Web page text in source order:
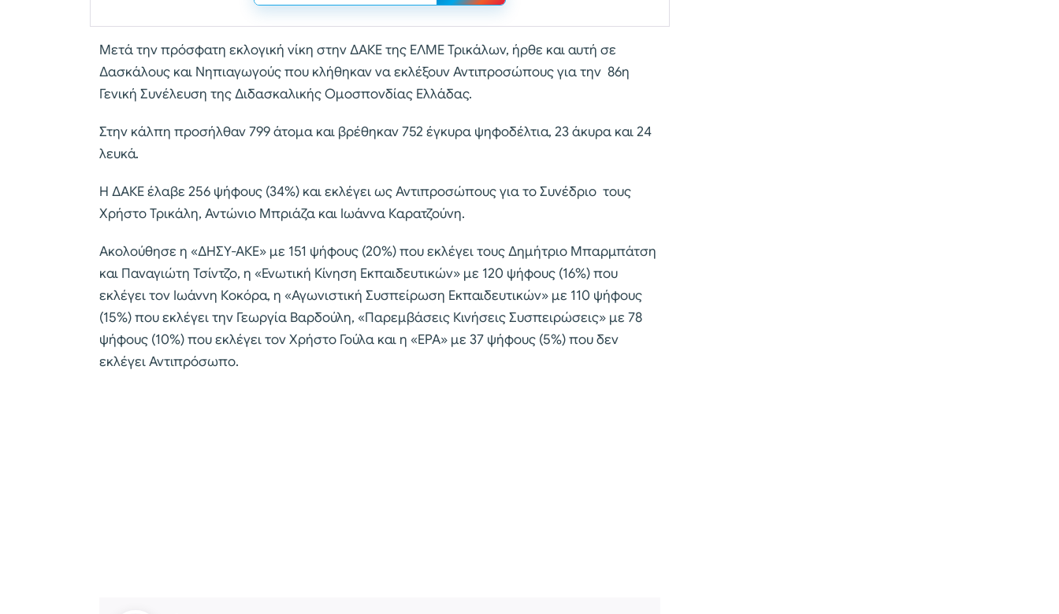
Μετά την πρόσφατη εκλογική νίκη στην ΔΑΚΕ της ΕΛΜΕ Τρικάλων, ήρθε και αυτή σε
Δασκάλους και Νηπιαγωγούς που κλήθηκαν να εκλέξουν Αντιπροσώπους για την 86η
Γενική Συνέλευση της Διδασκαλικής Ομοσπονδίας Ελλάδας.
Στην κάλπη προσήλθαν 799 άτομα και βρέθηκαν 752 έγκυρα ψηφοδέλτια, 23 άκυρα και 24
λευκά.
Η ΔΑΚΕ έλαβε 256 ψήφους (34%) και εκλέγει ως Αντιπροσώπους για το Συνέδριο τους
Χρήστο Τρικάλη, Αντώνιο Μπριάζα και Ιωάννα Καρατζούνη.
Ακολούθησε η «ΔΗΣΥ-ΑΚΕ» με 151 ψήφους (20%) που εκλέγει τους Δημήτριο Μπαρμπάτση
και Παναγιώτη Τσίντζο, η «Ενωτική Κίνηση Εκπαιδευτικών» με 120 ψήφους (16%) που
εκλέγει τον Ιωάννη Κοκόρα, η «Αγωνιστική Συσπείρωση Εκπαιδευτικών» με 110 ψήφους
(15%) που εκλέγει την Γεωργία Βαρδούλη, «Παρεμβάσεις Κινήσεις Συσπειρώσεις» με 78
ψήφους (10%) που εκλέγει τον Χρήστο Γούλα και η «ΕΡΑ» με 37 ψήφους (5%) που δεν
εκλέγει Αντιπρόσωπο.